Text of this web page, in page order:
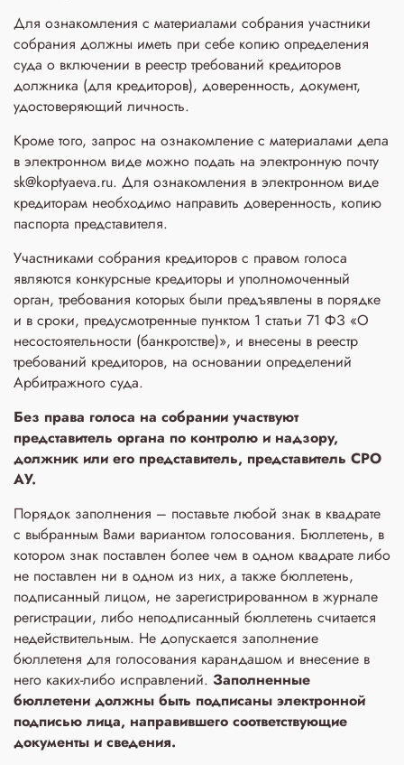
Для ознакомления с материалами собрания участники
собрания должны иметь при себе копию определения
суда о включении в реестр требований кредиторов
должника (для кредиторов), доверенность, документ,
удостоверяющий личность.
Кроме того, запрос на ознакомление с материалами дела
в электронном виде можно подать на электронную почту
sk@koptyaeva.ru. Для ознакомления в электронном виде
кредиторам необходимо направить доверенность, копию
паспорта представителя.
Участниками собрания кредиторов с правом голоса
являются конкурсные кредиторы и уполномоченный
орган, требования которых были предъявлены в порядке
и в сроки, предусмотренные пунктом 1 статьи 71 ФЗ «О
несостоятельности (банкротстве)», и внесены в реестр
требований кредиторов, на основании определений
Арбитражного суда.
Без права голоса на собрании участвуют
представитель органа по контролю и надзору,
должник или его представитель, представитель СРО
АУ.
Порядок заполнения – поставьте любой знак в квадрате
с выбранным Вами вариантом голосования. Бюллетень, в
котором знак поставлен более чем в одном квадрате либо
не поставлен ни в одном из них, а также бюллетень,
подписанный лицом, не зарегистрированном в журнале
регистрации, либо неподписанный бюллетень считается
недействительным. Не допускается заполнение
бюллетеня для голосования карандашом и внесение в
него каких-либо исправлений. Заполненные
бюллетени должны быть подписаны электронной
подписью лица, направившего соответствующие
документы и сведения.